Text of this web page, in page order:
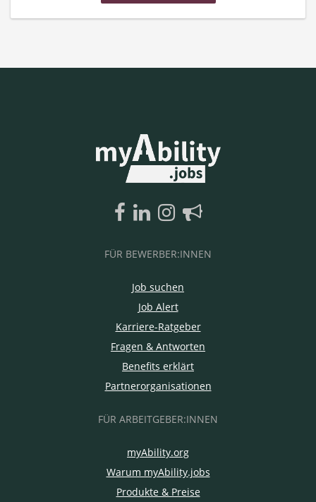
FÜR BEWERBER:INNEN
Job suchen
Job Alert
Karriere-Ratgeber
Fragen & Antworten
Benefits erklärt
Partnerorganisationen
FÜR ARBEITGEBER:INNEN
myAbility.org
Warum myAbility.jobs
Produkte & Preise